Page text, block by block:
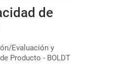
de
Evaluación y
Producto - BOLDT